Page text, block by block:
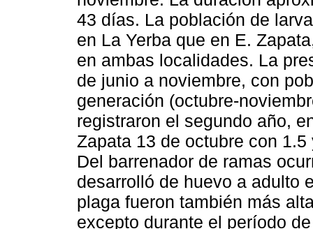
43 días. La población de
en La Yerba que en E.
en ambas localidades. La
de junio a noviembre, con
generación (octubre-
registraron el segundo año,
Zapata 13 de octubre con
Del barrenador de ramas
desarrolló de huevo a adulto
plaga fueron también más
excepto durante el período